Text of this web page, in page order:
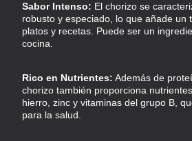
Sabor Intenso: El chorizo se
robusto y especiado, lo que añade un
platos y recetas. Puede ser un
cocina.
Rico en Nutrientes: Además de
chorizo también proporciona
hierro, zinc y vitaminas del grupo B,
para la salud.